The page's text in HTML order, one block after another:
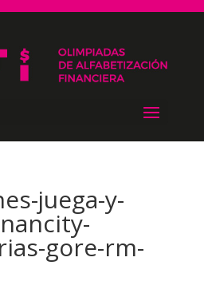
juega-y-
gore-rm-